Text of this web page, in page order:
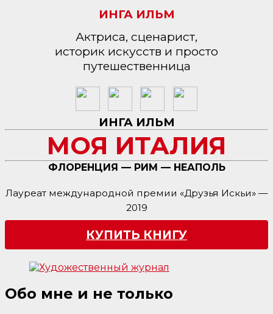
ИНГА ИЛЬМ
Актриса, сценарист,
историк искусств и просто
путешественница
ИНГА ИЛЬМ
МОЯ ИТАЛИЯ
ФЛОРЕНЦИЯ — РИМ — НЕАПОЛЬ
Лауреат международной премии «Друзья Искьи» —
2019
КУПИТЬ КНИГУ
Обо мне и не только